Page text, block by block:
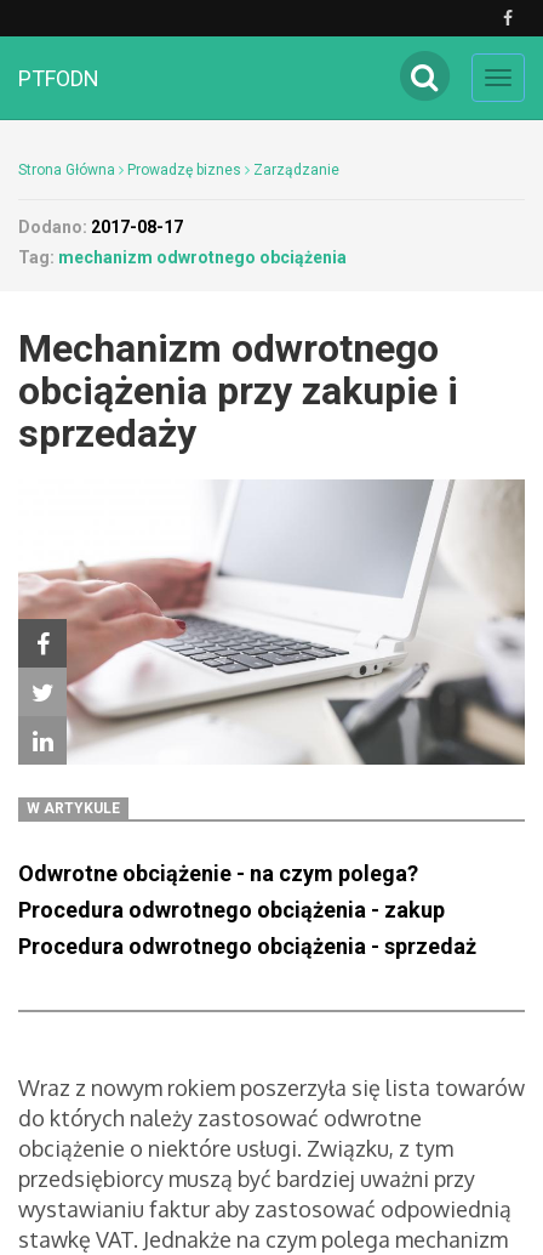
PTFODN
Strona Główna Prowadzę biznes Zarządzanie
Dodano: 2017-08-17
Tag: mechanizm odwrotnego obciążenia
Mechanizm odwrotnego
obciążenia przy zakupie i
sprzedaży
W ARTYKULE
Odwrotne obciążenie - na czym polega?
Procedura odwrotnego obciążenia - zakup
Procedura odwrotnego obciążenia - sprzedaż
Wraz z nowym rokiem poszerzyła się lista towarów
do których należy zastosować odwrotne
obciążenie o niektóre usługi. Związku, z tym
przedsiębiorcy muszą być bardziej uważni przy
wystawianiu faktur aby zastosować odpowiednią
stawkę VAT. Jednakże na czym polega mechanizm